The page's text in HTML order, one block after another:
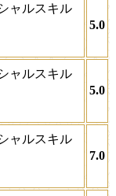
ャルスキル
5.0
ャルスキル
5.0
ャルスキル
7.0